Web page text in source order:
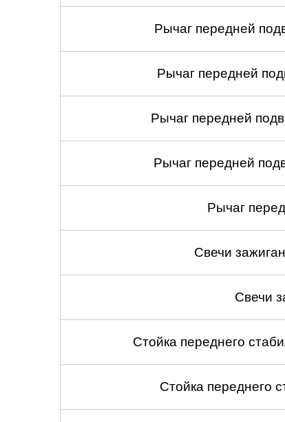
Рычаг передней
Рычаг передней
Рычаг передней
Рычаг передней
Рычаг
Свечи
Свечи
Стойка переднего
Стойка переднего